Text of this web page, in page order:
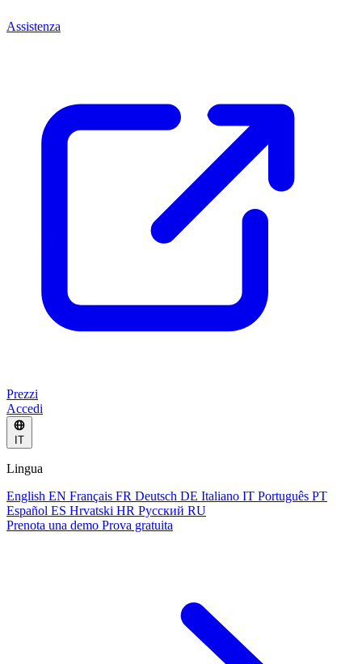
Assistenza
Prezzi
Accedi
IT
Lingua
English EN Français FR Deutsch DE Italiano IT Português PT
Español ES Hrvatski HR Русский RU
Prenota una demo Prova gratuita